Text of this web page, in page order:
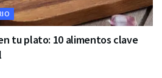
tu plato: 10 alimentos clave